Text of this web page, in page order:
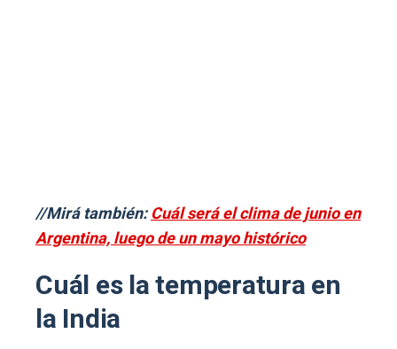
//Mirá también:Cuál será el clima de junio en
Argentina, luego de un mayo histórico
Cuál es la temperatura en
la India